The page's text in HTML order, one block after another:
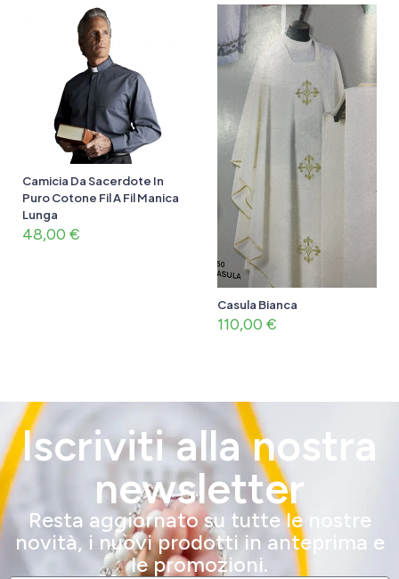
Camicia Da Sacerdote In
Puro Cotone Fil A Fil Manica
Lunga
48,00 €
Casula Bianca
110,00 €
Iscriviti alla nostra
newsletter
Resta aggiornato su tutte le nostre
novità, i nuovi prodotti in anteprima e
le promozioni.